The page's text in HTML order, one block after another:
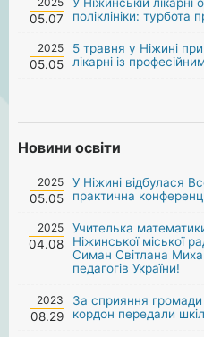
05.07
поліклініки: турбота
2025
05.05
5 травня у Ніжині
лікарні із
Новини освіти
2025
05.05
У Ніжині відбулася
практична
2025
04.08
Учителька
Ніжинської міської
Симан Світлана
педагогів України!
2023
08.29
За сприяння громади
кордон передали